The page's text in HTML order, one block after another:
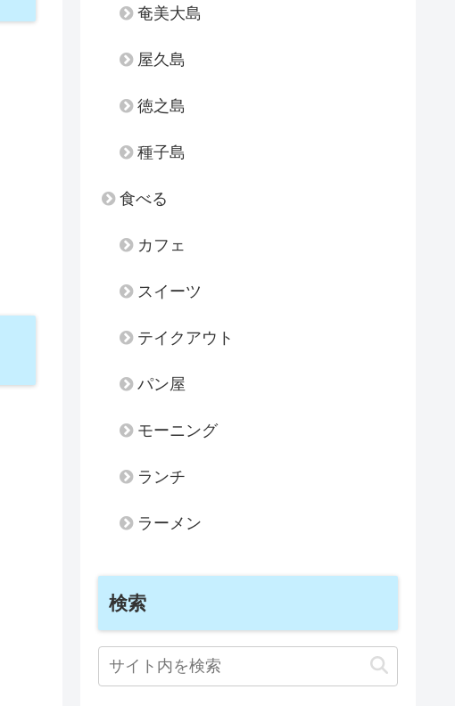
奄美大島
屋久島
徳之島
種子島
食べる
カフェ
スイーツ
テイクアウト
パン屋
モーニング
ランチ
ラーメン
検索